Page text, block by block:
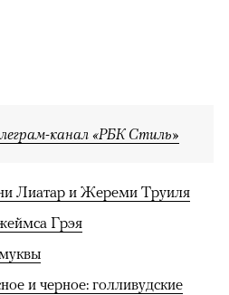
канал «РБК Стиль»
Лиатар и Жереми Труиля
Грэя
и черное: голливудские